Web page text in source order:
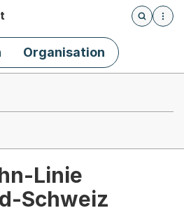
Öffnet
Organisation
Linie
Schweiz